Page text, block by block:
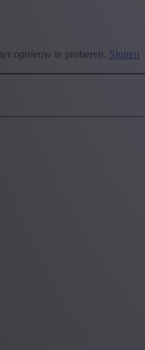
opnieuw te proberen. Sluiten